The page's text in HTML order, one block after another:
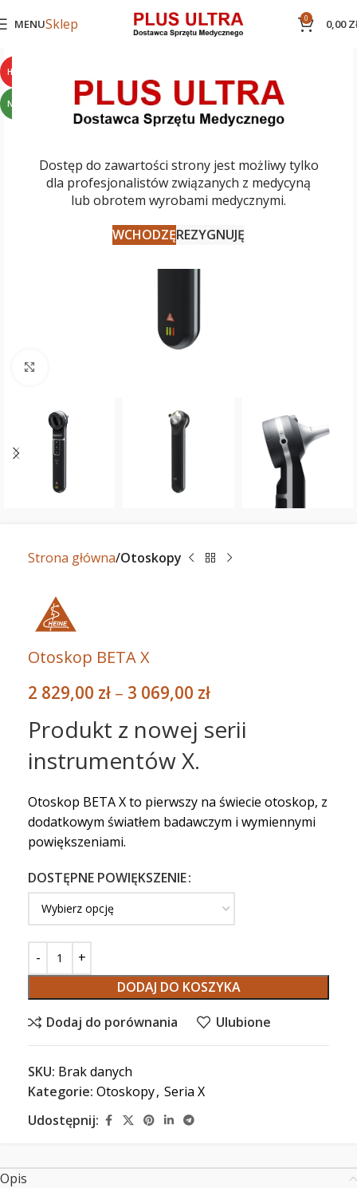
Dostęp do zawartości strony jest możliwy tylko
dla profesjonalistów związanych z medycyną
lub obrotem wyrobami medycznymi.
WCHODZĘREZYGNUJĘ
MENUSklep 0 0,00
HOT
NEW
Strona główna Otoskopy
Otoskop BETA X
2 829,00 zł – 3 069,00 zł
Produkt z nowej serii
instrumentów X.
Otoskop BETA X to pierwszy na świecie otoskop, z
dodatkowym światłem badawczym i wymiennymi
powiększeniami.
DOSTĘPNE POWIĘKSZENIE
DODAJ DO KOSZYKA
Dodaj do porównania Ulubione
SKU: Brak danych
Kategorie: Otoskopy, Seria X
Udostępnij:
Opis